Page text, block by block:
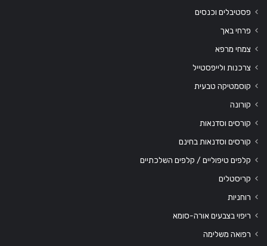
פסטיבלים וכנסים
פרחי באך
צמחי מרפא
צרכנות ולייפסטייל
קוסמטיקה טבעית
קורונה
קורסים וסדנאות
קורסים וסדנאות בחינם
קלפים טיפוליים / קלפים השלכתיים
קריסטלים
רוחניות
ריפוי בצבעים אורה-סומא
רפואה משלימה